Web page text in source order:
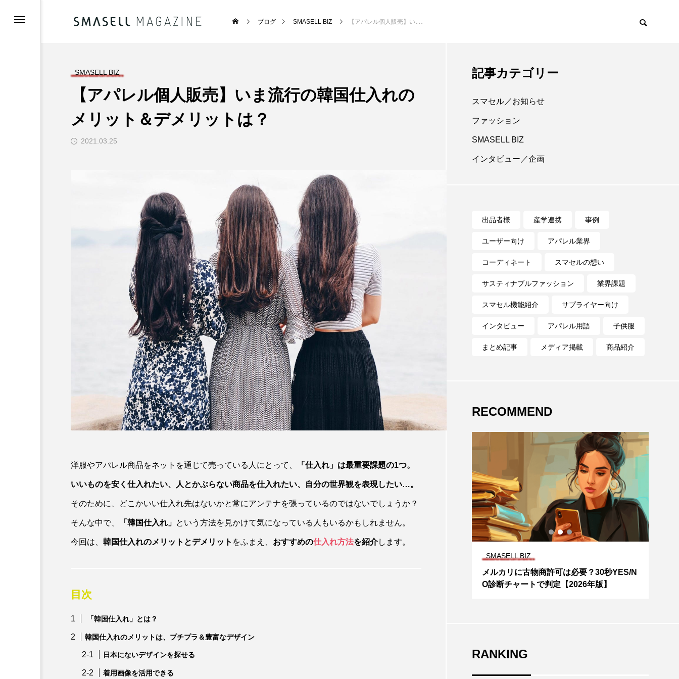
ブログ SMASELL BIZ 【アパレル個人販売】いま流行の韓国仕入れのメリット＆デメリットは？
SMASELL BIZ
【アパレル個人販売】いま流行の韓国仕入れの
メリット＆デメリットは？
2021.03.25
洋服やアパレル商品をネットを通じて売っている人にとって、 「仕入れ」は最重要課題の1つ。
いいものを安く仕入れたい、人とかぶらない商品を仕入れたい、自分の世界観を表現したい…。
そのために、どこかいい仕入れ先はないかと常にアンテナを張っているのではないでしょうか？
そんな中で、 「 韓国仕入れ 」 という方法を見かけて気になっている人もいるかもしれません。
今回は、 韓国仕入れのメリットとデメリット をふまえ、 おすすめの仕入れ方法を紹介します。
目次
「韓国仕入れ」とは？
韓国仕入れのメリットは、プチプラ＆豊富なデザイン
日本にないデザインを探せる
着用画像を活用できる
記事カテゴリー
スマセル／お知らせ
ファッション
SMASELL BIZ
インタビュー／企画
出品者様 産学連携 事例
ユーザー向け アパレル業界
コーディネート スマセルの想い
サスティナブルファッション 業界課題
スマセル機能紹介 サプライヤー向け
インタビュー アパレル用語 子供服
まとめ記事 メディア掲載 商品紹介
RECOMMEND
​メルカリに古物商許可は必要？30秒YES/N
O診断チャートで判定【2026年版】
スマセルはなぜ安いの？
RANKING